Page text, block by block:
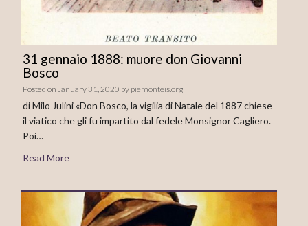
31 gennaio 1888: muore don Giovanni
Bosco
Posted on January 31, 2020 by piemonteis.org
di Milo Julini «Don Bosco, la vigilia di Natale del 1887 chiese
il viatico che gli fu impartito dal fedele Monsignor Cagliero.
Poi…
Read More